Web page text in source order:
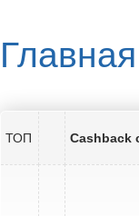
Главная
ТОП Cashback